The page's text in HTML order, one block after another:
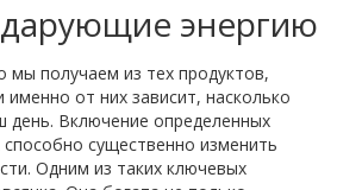
энергию
мы получаем из тех продуктов,
от них зависит, насколько
день. Включение определенных
способно существенно изменить
Одним из таких ключевых